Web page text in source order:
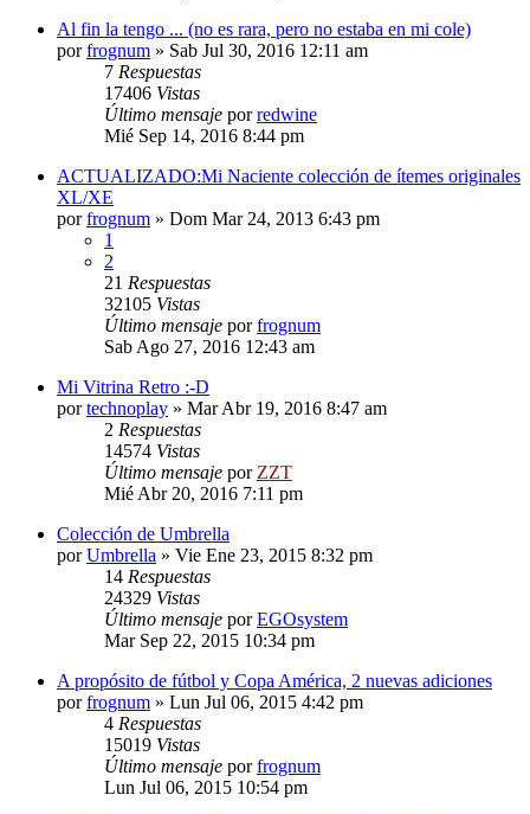
Al fin la tengo ... (no es rara, pero no estaba en mi cole)
porfrognum » Sab Jul 30, 2016 12:11 am
7 Respuestas
17406 Vistas
Último mensaje porredwine
Mié Sep 14, 2016 8:44 pm
ACTUALIZADO:Mi Naciente colección de ítemes originales
XL/XE
porfrognum » Dom Mar 24, 2013 6:43 pm
1
2
21 Respuestas
32105 Vistas
Último mensaje porfrognum
Sab Ago 27, 2016 12:43 am
Mi Vitrina Retro :-D
portechnoplay » Mar Abr 19, 2016 8:47 am
2 Respuestas
14574 Vistas
Último mensaje por ZZT
Mié Abr 20, 2016 7:11 pm
Colección de Umbrella
porUmbrella » Vie Ene 23, 2015 8:32 pm
14 Respuestas
24329 Vistas
Último mensaje porEGOsystem
Mar Sep 22, 2015 10:34 pm
A propósito de fútbol y Copa América, 2 nuevas adiciones
porfrognum » Lun Jul 06, 2015 4:42 pm
4 Respuestas
15019 Vistas
Último mensaje porfrognum
Lun Jul 06, 2015 10:54 pm